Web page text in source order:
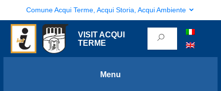
Comune Acqui Terme, Acqui Storia, Acqui Ambiente
VISIT ACQUI
TERME
Menu